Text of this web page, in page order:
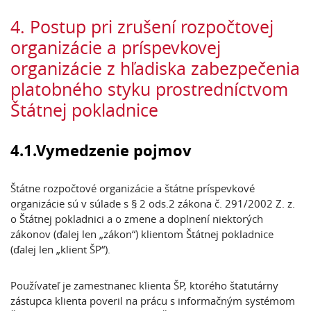
4. Postup pri zrušení rozpočtovej
organizácie a príspevkovej
organizácie z hľadiska zabezpečenia
platobného styku prostredníctvom
Štátnej pokladnice
4.1.Vymedzenie pojmov
Štátne rozpočtové organizácie a štátne príspevkové
organizácie sú v súlade s § 2 ods.2 zákona č. 291/2002 Z. z.
o Štátnej pokladnici a o zmene a doplnení niektorých
zákonov (ďalej len „zákon“) klientom Štátnej pokladnice
(ďalej len „klient ŠP“).
Používateľ je zamestnanec klienta ŠP, ktorého štatutárny
zástupca klienta poveril na prácu s informačným systémom